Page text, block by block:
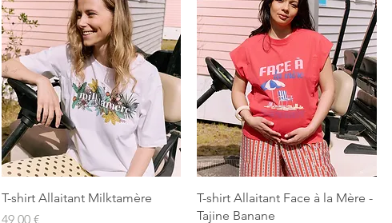
Aperçu rapide
T-shirt Allaitant Milktamère
Prix
49,00 €
Aperçu rapide
T-shirt Allaitant Face à la Mère -
Tajine Banane